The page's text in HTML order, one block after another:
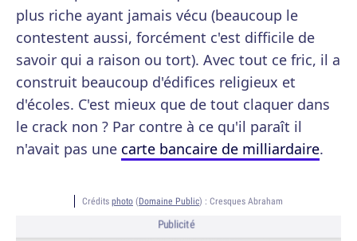
plus riche ayant jamais vécu (beaucoup le
contestent aussi, forcément c'est difficile de
savoir qui a raison ou tort). Avec tout ce fric, il a
construit beaucoup d'édifices religieux et
d'écoles. C'est mieux que de tout claquer dans
le crack non ? Par contre à ce qu'il paraît il
n'avait pas une carte bancaire de milliardaire.
Crédits photo (Domaine Public) : Cresques Abraham
Publicité